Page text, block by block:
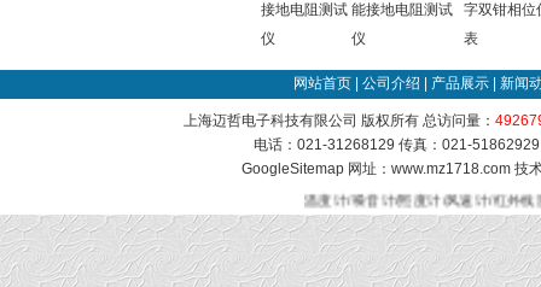
接地电阻测试
仪
能接地电阻测试
仪
字双钳相位
表
网站首页 公司介绍 产品展示 新闻
上海迈哲电子科技有限公司 版权所有 总访问量：
电话：021-31268129 传真：021-
GoogleSitemap网址：www.mz1718.com 技
温度计/噪音计/照度计/风速计/红外